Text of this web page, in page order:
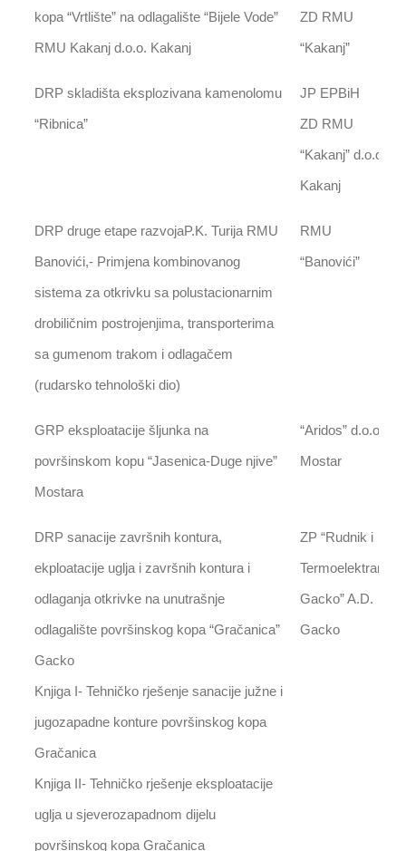
kopa “Vrtlište” na odlagalište “Bijele Vode”
RMU Kakanj d.o.o. Kakanj
ZD RMU
“Kakanj”
DRP skladišta eksplozivana kamenolomu
“Ribnica”
JP EPBiH
ZD RMU
“Kakanj” d.o.o.
Kakanj
DRP druge etape razvojaP.K. Turija RMU
Banovići,- Primjena kombinovanog
sistema za otkrivku sa polustacionarnim
drobiličnim postrojenjima, transporterima
sa gumenom trakom i odlagačem
(rudarsko tehnološki dio)
RMU
“Banovići”
GRP eksploatacije šljunka na
površinskom kopu “Jasenica-Duge njive”
Mostara
“Aridos” d.o.o.
Mostar
DRP sanacije završnih kontura,
ekploatacije uglja i završnih kontura i
odlaganja otkrivke na unutrašnje
odlagalište površinskog kopa “Gračanica”
Gacko
Knjiga I- Tehničko rješenje sanacije južne i
jugozapadne konture površinskog kopa
Gračanica
Knjiga II- Tehničko rješenje eksploatacije
uglja u sjeverozapadnom dijelu
površinskog kopa Gračanica
ZP “Rudnik i
Termoelektrana
Gacko” A.D.
Gacko